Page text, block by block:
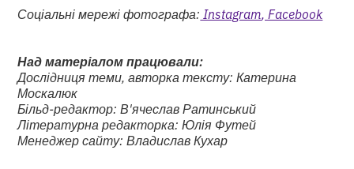
Соціальні мережі фотографа: Instagram, Facebook
Над матеріалом працювали:
Дослідниця теми, авторка тексту: Катерина
Москалюк
Більд-редактор: В'ячеслав Ратинський
Літературна редакторка: Юлія Футей
Менеджер сайту: Владислав Кухар